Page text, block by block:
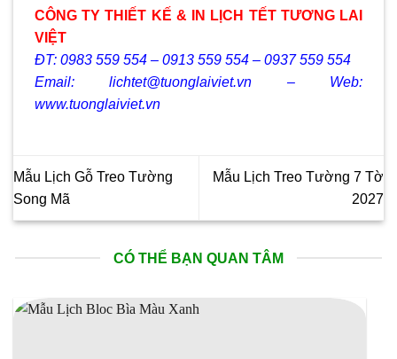
CÔNG TY THIẾT KẾ & IN LỊCH TẾT TƯƠNG LAI
VIỆT
ĐT: 0983 559 554 – 0913 559 554 – 0937 559 554
Email: lichtet@tuonglaiviet.vn – Web:
www.tuonglaiviet.vn
Mẫu Lịch Gỗ Treo Tường
Song Mã
Mẫu Lịch Treo Tường 7 Tờ
2027
CÓ THỂ BẠN QUAN TÂM